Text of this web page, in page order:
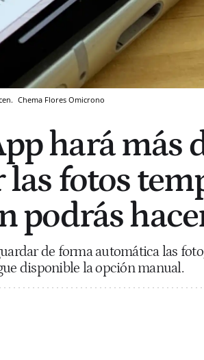
Chema Flores Omicrono
hará más
fotos
podrás
de forma automática las
disponible la opción manual.